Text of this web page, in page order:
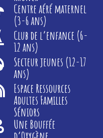
Centre aéré maternel
(3-6 ans)
Club de l’enfance (6-
12 ans)
Secteur jeunes (12-17
ans)
Espace Ressources
Adultes Familles
Séniors
Une Bouffée